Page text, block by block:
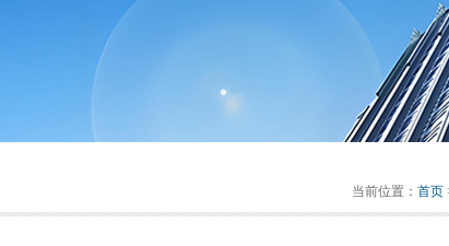
当前位置： 首页